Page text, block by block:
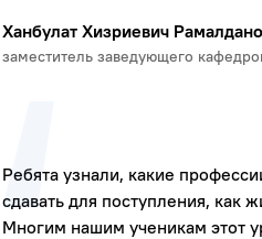
Ханбулат Хизриевич
заместитель заведующего
Ребята узнали, какие
сдавать для поступления, как
Многим нашим ученикам этот